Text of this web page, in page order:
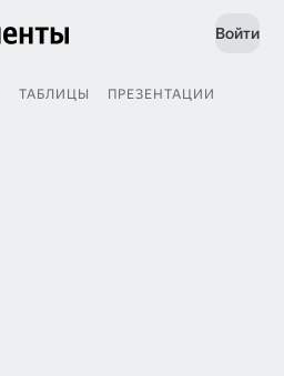
Войти
ТАБЛИЦЫ ПРЕЗЕНТАЦИИ